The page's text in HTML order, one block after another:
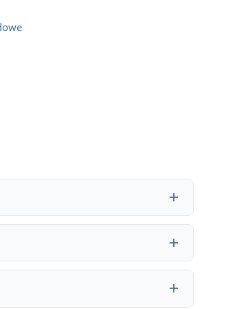
zwrócić część prowizji i kosztów
i dodatkowe koszty, a następnie